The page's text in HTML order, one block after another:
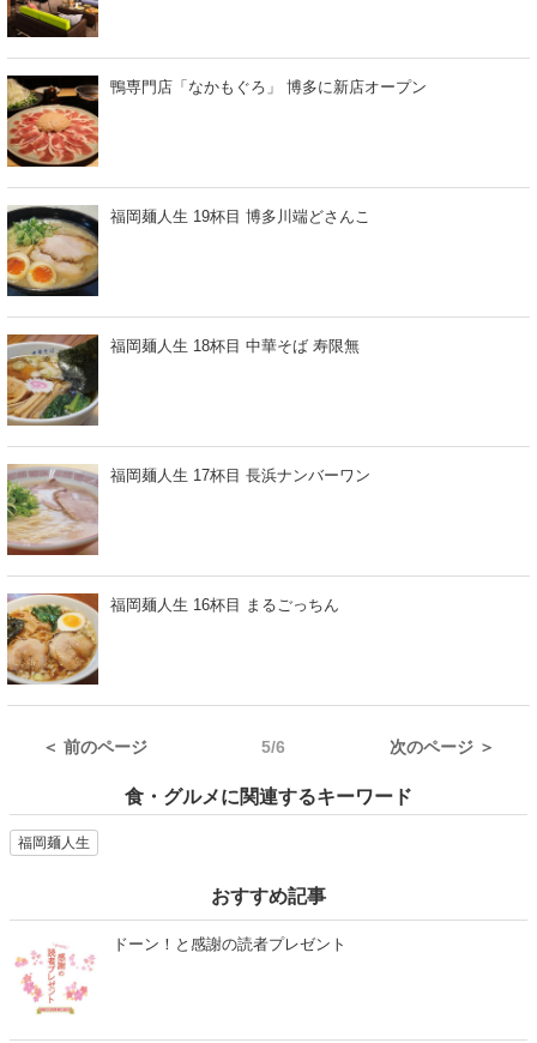
鴨専門店「なかもぐろ」 博多に新店オープン
福岡麺人生 19杯目 博多川端どさんこ
福岡麺人生 18杯目 中華そば 寿限無
福岡麺人生 17杯目 長浜ナンバーワン
福岡麺人生 16杯目 まるごっちん
＜ 前のページ 5/6 次のページ ＞
食・グルメに関連するキーワード
福岡麺人生
おすすめ記事
ドーン！と感謝の読者プレゼント